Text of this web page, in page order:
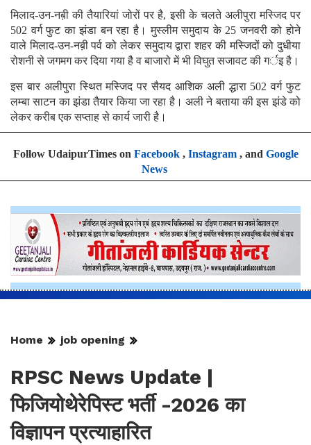
मिलाद-उन-नब़ी की तैयारियां जोरों पर है, इसी के चलते अलीपुरा मस्जिद पर
502 वर्ग फुट का झंडा बन रहा है। मुस्लीम समुदाय के 25 जनवरी को होने
वाले मिलाद-उन-नब़ी पर्व को लेकर समुदाय द्वारा शहर की मस्जिदों को दुधीया
रोशनी से जगमग कर दिया गया है व बाजारो में भी विघुत सजावट की गर्इ है।
इस बार अलीपुरा स्थित मस्जिद पर सैयद आशिक अली द्धारा 502 वर्ग फुट
लम्बा साटन का झंडा तैयार किया जा रहा है। अली ने बताया की इस झंडे को
लेकर करीब एक सप्ताह से कार्य जारी है।
Follow UdaipurTimes on Facebook, Instagram, and Google
News
Home job opening
RPSC News Update |
फिजियोथेरेपिस्ट भर्ती -2026 का
विज्ञापन प्रत्याहारित